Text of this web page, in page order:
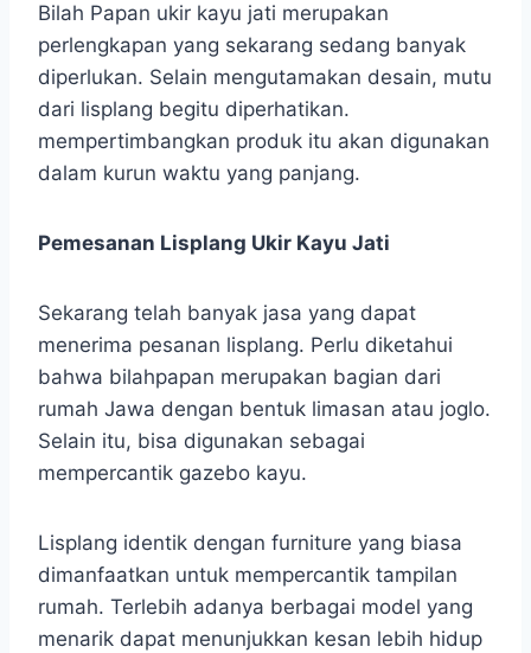
Bilah Papan ukir kayu jati merupakan
perlengkapan yang sekarang sedang banyak
diperlukan. Selain mengutamakan desain, mutu
dari lisplang begitu diperhatikan.
mempertimbangkan produk itu akan digunakan
dalam kurun waktu yang panjang.
Pemesanan Lisplang Ukir Kayu Jati
Sekarang telah banyak jasa yang dapat
menerima pesanan lisplang. Perlu diketahui
bahwa bilahpapan merupakan bagian dari
rumah Jawa dengan bentuk limasan atau joglo.
Selain itu, bisa digunakan sebagai
mempercantik gazebo kayu.
Lisplang identik dengan furniture yang biasa
dimanfaatkan untuk mempercantik tampilan
rumah. Terlebih adanya berbagai model yang
menarik dapat menunjukkan kesan lebih hidup